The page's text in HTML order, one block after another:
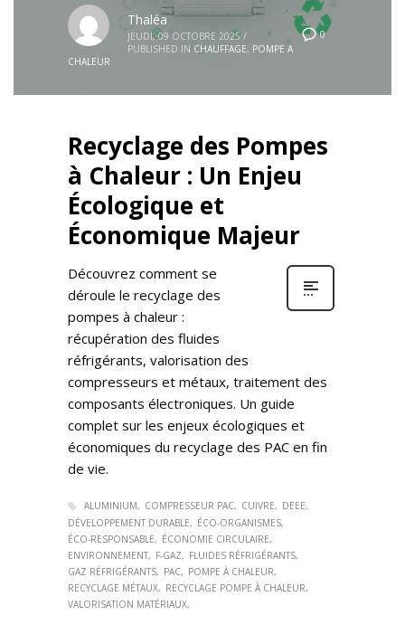
0
Thaléa
JEUDI, 09 OCTOBRE 2025 /
PUBLISHED IN CHAUFFAGE, POMPE A
CHALEUR
Recyclage des Pompes
à Chaleur : Un Enjeu
Écologique et
Économique Majeur
Découvrez comment se
déroule le recyclage des
pompes à chaleur :
récupération des fluides
réfrigérants, valorisation des
compresseurs et métaux, traitement des
composants électroniques. Un guide
complet sur les enjeux écologiques et
économiques du recyclage des PAC en fin
de vie.
ALUMINIUM COMPRESSEUR PAC CUIVRE
DEEE
DÉVELOPPEMENT DURABLE
ÉCO-ORGANISMES
ÉCO-RESPONSABLE
ÉCONOMIE CIRCULAIRE
ENVIRONNEMENT
F-GAZ
FLUIDES RÉFRIGÉRANTS
GAZ RÉFRIGÉRANTS
PAC
POMPE À CHALEUR
RECYCLAGE MÉTAUX
RECYCLAGE POMPE À CHALEUR
VALORISATION MATÉRIAUX